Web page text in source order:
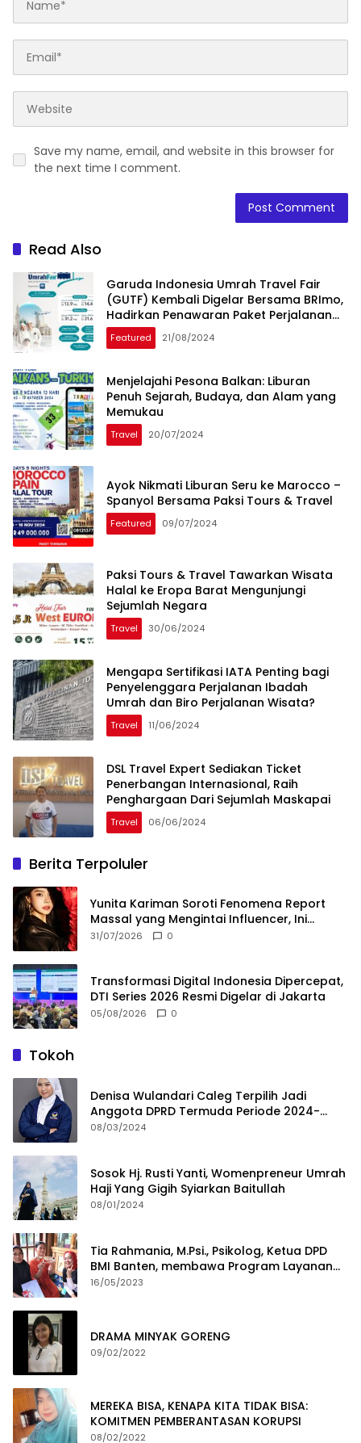
Save my name, email, and website in this browser for
the next time I comment.
Read Also
Garuda Indonesia Umrah Travel Fair
(GUTF) Kembali Digelar Bersama BRImo,
Hadirkan Penawaran Paket Perjalanan
Umrah Dengan Harga Khusus
Featured 21/08/2024
Menjelajahi Pesona Balkan: Liburan
Penuh Sejarah, Budaya, dan Alam yang
Memukau
Travel 20/07/2024
Ayok Nikmati Liburan Seru ke Marocco –
Spanyol Bersama Paksi Tours & Travel
Featured 09/07/2024
Paksi Tours & Travel Tawarkan Wisata
Halal ke Eropa Barat Mengunjungi
Sejumlah Negara
Travel 30/06/2024
Mengapa Sertifikasi IATA Penting bagi
Penyelenggara Perjalanan Ibadah
Umrah dan Biro Perjalanan Wisata?
Travel 11/06/2024
DSL Travel Expert Sediakan Ticket
Penerbangan Internasional, Raih
Penghargaan Dari Sejumlah Maskapai
Travel 06/06/2024
Berita Terpoluler
Yunita Kariman Soroti Fenomena Report
Massal yang Mengintai Influencer, Ini
Langkah Proteksi Akun yang Perlu Diketahui
31/07/2026 0
Transformasi Digital Indonesia Dipercepat,
DTI Series 2026 Resmi Digelar di Jakarta
05/08/2026 0
Tokoh
Denisa Wulandari Caleg Terpilih Jadi
Anggota DPRD Termuda Periode 2024-
2029
08/03/2024
Sosok Hj. Rusti Yanti, Womenpreneur Umrah
Haji Yang Gigih Syiarkan Baitullah
08/01/2024
Tia Rahmania, M.Psi., Psikolog, Ketua DPD
BMI Banten, membawa Program Layanan
Pembuatan Dokumen Kependudukan
16/05/2023
DRAMA MINYAK GORENG
09/02/2022
MEREKA BISA, KENAPA KITA TIDAK BISA:
KOMITMEN PEMBERANTASAN KORUPSI
08/02/2022